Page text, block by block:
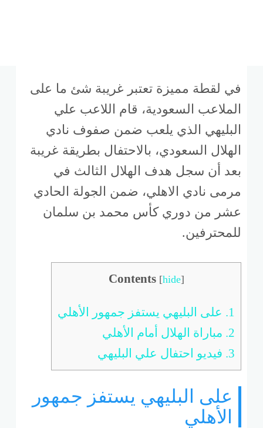
في لقطة مميزة تعتبر غريبة شئ ما على
الملاعب السعودية، قام اللاعب علي
البليهي الذي يلعب ضمن صفوف نادي
الهلال السعودي، بالاحتفال بطريقة غريبة
بعد أن سجل هدف الهلال الثالث في
مرمى نادي الاهلي، ضمن الجولة الحادي
عشر من دوري كأس محمد بن سلمان
للمحترفين.
Contents [hide]
1.
على البليهي يستفز جمهور الأهلي
2. مباراة الهلال أمام الأهلي
3. فيديو احتفال علي البليهي
على البليهي يستفز جمهور
الأهلي